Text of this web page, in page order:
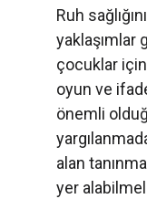
Ruh
yaklaşımlar
çocuklar
oyun ve
önemli
alan
yer